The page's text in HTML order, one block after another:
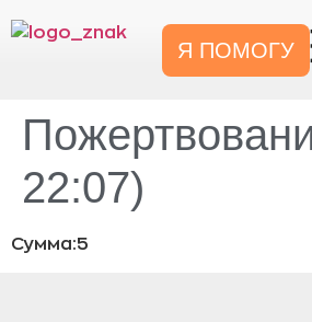
Я ПОМОГУ
22:07)
Сумма:5